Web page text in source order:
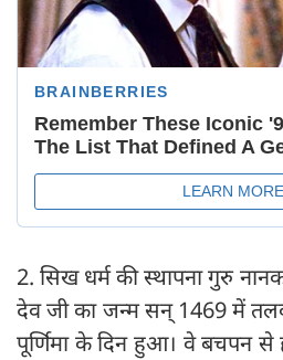
2. सिख धर्म की स्थापना गुरु
देव जी का जन्म सन् 1469 में
पूर्णिमा के दिन हुआ। वे बचपन से